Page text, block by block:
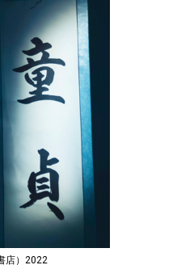
店）2022